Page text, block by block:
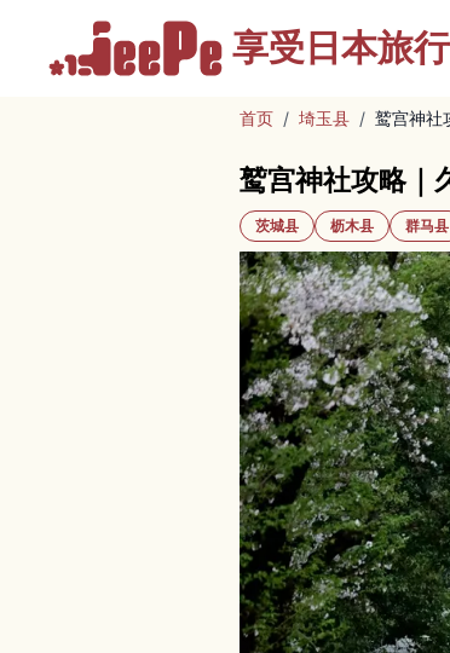
享受 日本旅行
首页 / 埼玉县 / 鹫宫神社
鹫宫神社攻略｜
茨城县 枥木县 群马县